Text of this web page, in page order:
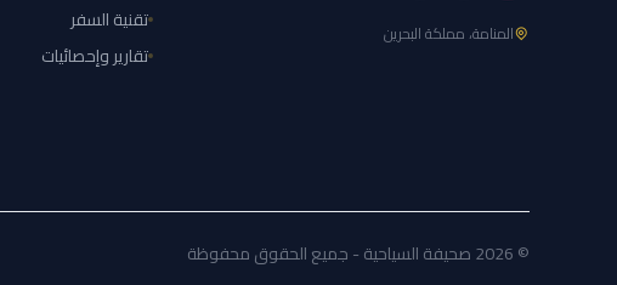
المنامة، مملكة البحرين
تقنية السفر
تقارير وإحصائيات
© 2026 صحيفة السياحية - جميع الحقوق محفوظة